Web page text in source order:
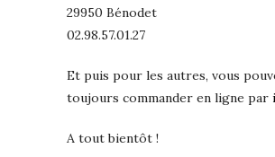
29950 Bénodet
02.98.57.01.27
Et puis pour les autres, vous
toujours commander en ligne par
A tout bientôt !